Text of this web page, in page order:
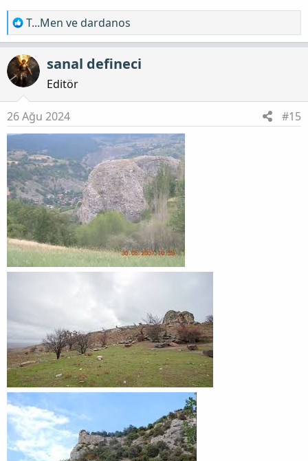
T
e
p
k
i
l
e
r
T...Men ve dardanos
sanal defineci
Editör
26 Ağu 2024 #15